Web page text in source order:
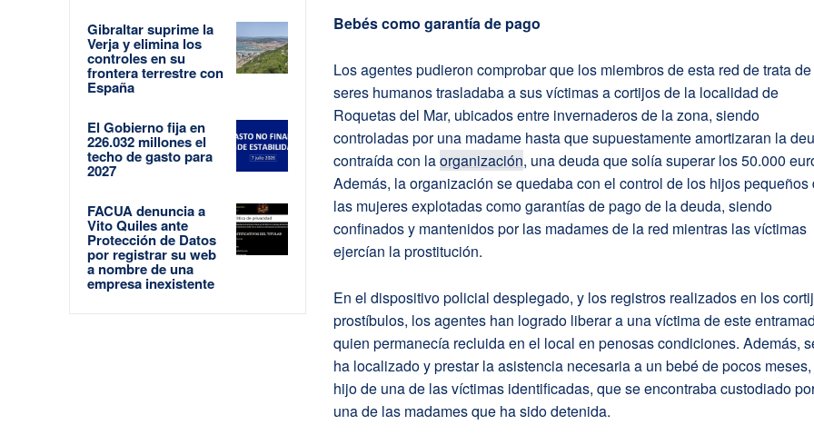
Gibraltar suprime la
Verja y elimina los
controles en su
frontera terrestre con
España
El Gobierno fija en
226.032 millones el
techo de gasto para
2027
FACUA denuncia a
Vito Quiles ante
Protección de Datos
por registrar su web
a nombre de una
empresa inexistente
Bebés como garantía de pago
Los agentes pudieron comprobar que los miembros de esta red de trata de
seres humanos trasladaba a sus víctimas a cortijos de la localidad de
Roquetas del Mar, ubicados entre invernaderos de la zona, siendo
controladas por una madame hasta que supuestamente amortizaran la
contraída con laorganización, una deuda que solía superar los 50.000
Además, la organización se quedaba con el control de los hijos pequeños
las mujeres explotadas como garantías de pago de la deuda, siendo
confinados y mantenidos por las madames de la red mientras las víctimas
ejercían la prostitución.
En el dispositivo policial desplegado, y los registros realizados en los
prostíbulos, los agentes han logrado liberar a una víctima de este
quien permanecía recluida en el local en penosas condiciones. Además,
ha localizado y prestar la asistencia necesaria a un bebé de pocos meses,
hijo de una de las víctimas identificadas, que se encontraba custodiado
una de las madames que ha sido detenida.